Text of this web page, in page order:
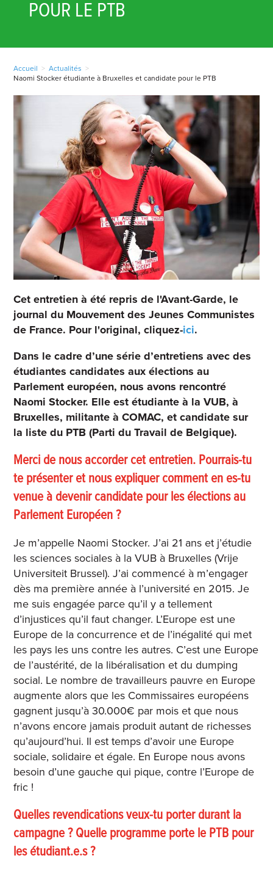
POUR LE PTB
Accueil > Actualités >
Naomi Stocker étudiante à Bruxelles et candidate pour le PTB
Cet entretien à été repris de l'Avant-Garde, le
journal du Mouvement des Jeunes Communistes
de France. Pour l'original, cliquez-ici.
Dans le cadre d’une série d’entretiens avec des
étudiantes candidates aux élections au
Parlement européen, nous avons rencontré
Naomi Stocker. Elle est étudiante à la VUB, à
Bruxelles, militante à COMAC, et candidate sur
la liste du PTB (Parti du Travail de Belgique).
Merci de nous accorder cet entretien. Pourrais-tu
te présenter et nous expliquer comment en es-tu
venue à devenir candidate pour les élections au
Parlement Européen ?
Je m’appelle Naomi Stocker. J’ai 21 ans et j’étudie
les sciences sociales à la VUB à Bruxelles (Vrije
Universiteit Brussel). J’ai commencé à m’engager
dès ma première année à l’université en 2015. Je
me suis engagée parce qu’il y a tellement
d’injustices qu’il faut changer. L’Europe est une
Europe de la concurrence et de l’inégalité qui met
les pays les uns contre les autres. C’est une Europe
de l’austérité, de la libéralisation et du dumping
social. Le nombre de travailleurs pauvre en Europe
augmente alors que les Commissaires européens
gagnent jusqu’à 30.000€ par mois et que nous
n’avons encore jamais produit autant de richesses
qu’aujourd’hui. Il est temps d’avoir une Europe
sociale, solidaire et égale. En Europe nous avons
besoin d’une gauche qui pique, contre l’Europe de
fric !
Quelles revendications veux-tu porter durant la
campagne ? Quelle programme porte le PTB pour
les étudiant.e.s ?